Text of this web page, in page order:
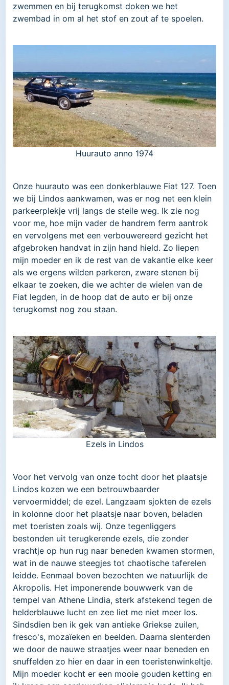
zwemmen en bij terugkomst doken we het
zwembad in om al het stof en zout af te spoelen.
Huurauto anno 1974
Onze huurauto was een donkerblauwe Fiat 127. Toen
we bij Lindos aankwamen, was er nog net een klein
parkeerplekje vrij langs de steile weg. Ik zie nog
voor me, hoe mijn vader de handrem ferm aantrok
en vervolgens met een verbouwereerd gezicht het
afgebroken handvat in zijn hand hield. Zo liepen
mijn moeder en ik de rest van de vakantie elke keer
als we ergens wilden parkeren, zware stenen bij
elkaar te zoeken, die we achter de wielen van de
Fiat legden, in de hoop dat de auto er bij onze
terugkomst nog zou staan.
Ezels in Lindos
Voor het vervolg van onze tocht door het plaatsje
Lindos kozen we een betrouwbaarder
vervoermiddel; de ezel. Langzaam sjokten de ezels
in kolonne door het plaatsje naar boven, beladen
met toeristen zoals wij. Onze tegenliggers
bestonden uit terugkerende ezels, die zonder
vrachtje op hun rug naar beneden kwamen stormen,
wat in de nauwe steegjes tot chaotische taferelen
leidde. Eenmaal boven bezochten we natuurlijk de
Akropolis. Het imponerende bouwwerk van de
tempel van Athene Lindia, sterk afstekend tegen de
helderblauwe lucht en zee liet me niet meer los.
Sindsdien ben ik gek van antieke Griekse zuilen,
fresco's, mozaïeken en beelden. Daarna slenterden
we door de nauwe straatjes weer naar beneden en
snuffelden zo hier en daar in een toeristenwinkeltje.
Mijn moeder kocht er een mooie gouden ketting en